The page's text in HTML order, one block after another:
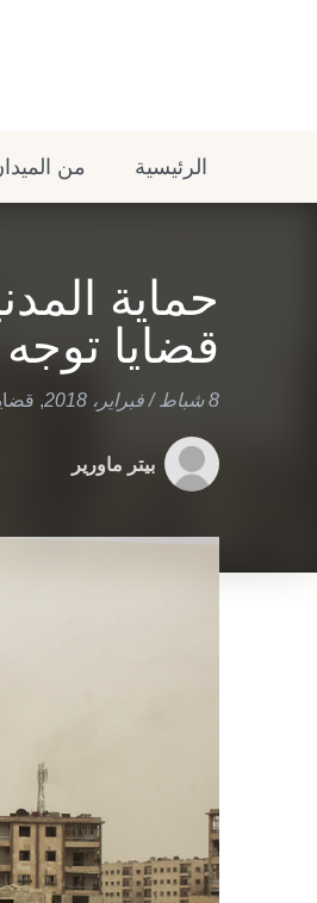
الرئيسية من
حماية
قضايا توجه
8 شباط / فبراير، 2018 ,
بيتر ماورير